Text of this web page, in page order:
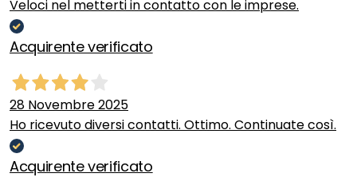
Veloci nel metterti in contatto con le imprese.
Acquirente verificato
28 Novembre 2025
Ho ricevuto diversi contatti. Ottimo. Continuate così.
Acquirente verificato